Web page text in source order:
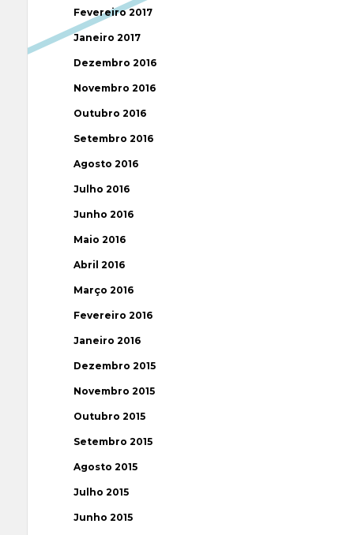
Fevereiro 2017
Janeiro 2017
Dezembro 2016
Novembro 2016
Outubro 2016
Setembro 2016
Agosto 2016
Julho 2016
Junho 2016
Maio 2016
Abril 2016
Março 2016
Fevereiro 2016
Janeiro 2016
Dezembro 2015
Novembro 2015
Outubro 2015
Setembro 2015
Agosto 2015
Julho 2015
Junho 2015